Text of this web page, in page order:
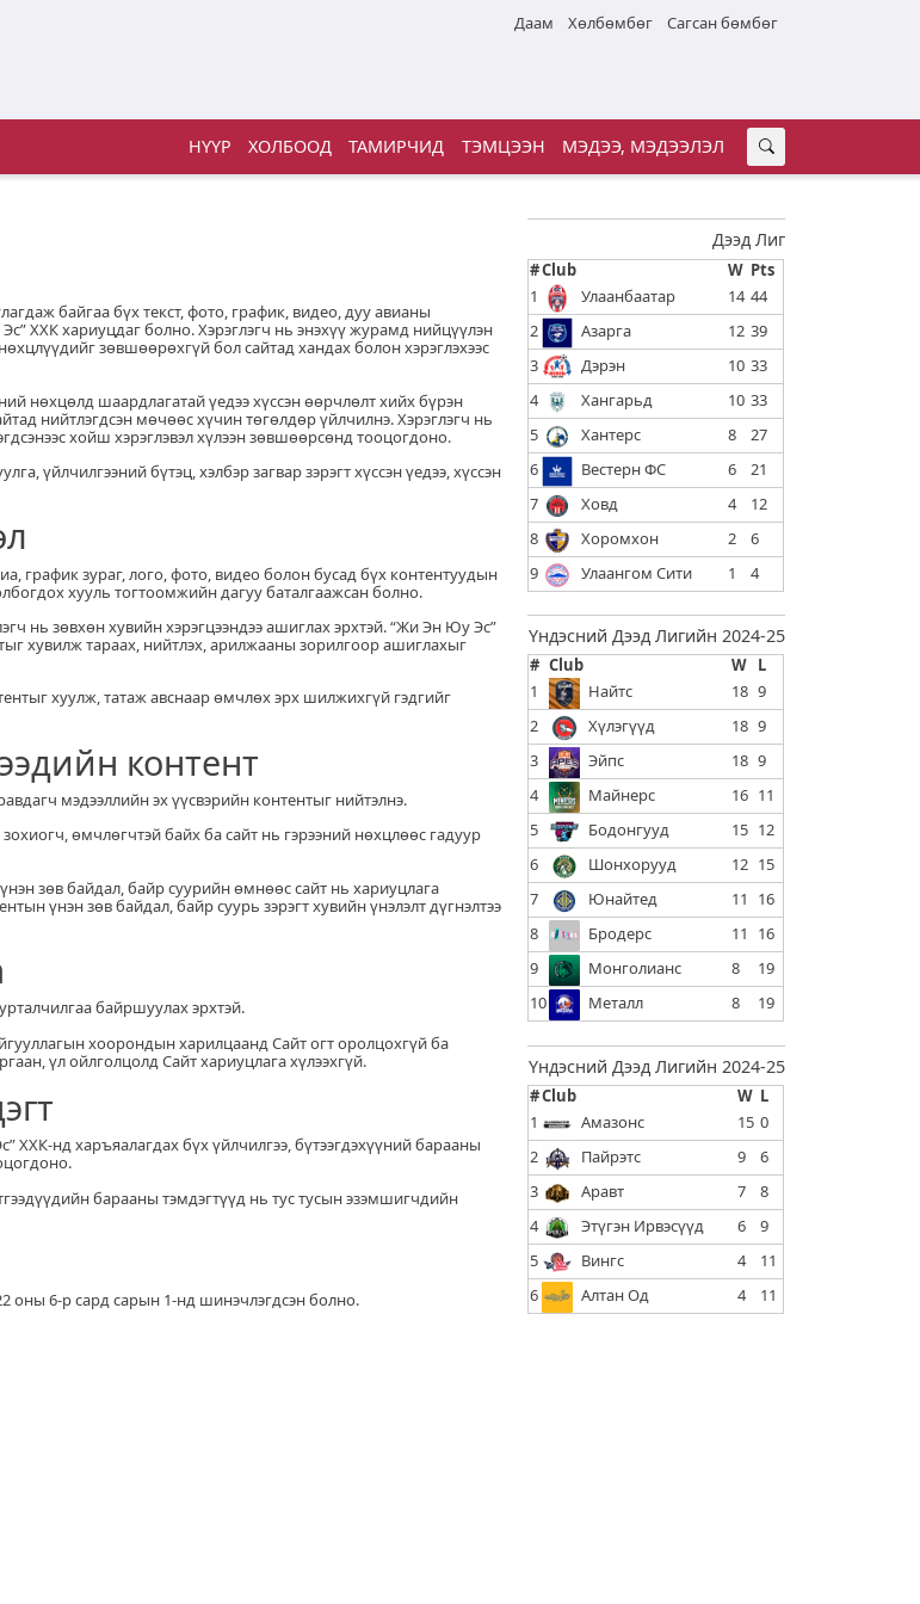
Даам Хөлбөмбөг Сагсан бөмбөг
НҮҮР ХОЛБООД ТАМИРЧИД ТЭМЦЭЭН МЭДЭЭ, МЭДЭЭЛЭЛ
байгаа бүх текст, фото, график, видео, дуу авианы
ХХК хариуцдаг болно. Хэрэглэгч нь энэхүү журамд нийцүүлэн
зөвшөөрөхгүй бол сайтад хандах болон хэрэглэхээс
нөхцөлд шаардлагатай үедээ хүссэн өөрчлөлт хийх бүрэн
нийтлэгдсэн мөчөөс хүчин төгөлдөр үйлчилнэ. Хэрэглэгч нь
хойш хэрэглэвэл хүлээн зөвшөөрсөнд тооцогдоно.
үйлчилгээний бүтэц, хэлбэр загвар зэрэгт хүссэн үедээ, хүссэн
график зураг, лого, фото, видео болон бусад бүх контентуудын
хууль тогтоомжийн дагуу баталгаажсан болно.
нь зөвхөн хувийн хэрэгцээндээ ашиглах эрхтэй. “Жи Эн Юу Эс”
хувилж тараах, нийтлэх, арилжааны зорилгоор ашиглахыг
хуулж, татаж авснаар өмчлөх эрх шилжихгүй гэдгийг
контент
мэдээллийн эх үүсвэрийн контентыг нийтэлнэ.
зохиогч, өмчлөгчтэй байх ба сайт нь гэрээний нөхцлөөс гадуур
зөв байдал, байр суурийн өмнөөс сайт нь хариуцлага
үнэн зөв байдал, байр суурь зэрэгт хувийн үнэлэлт дүгнэлтээ
байршуулах эрхтэй.
хоорондын харилцаанд Сайт огт оролцохгүй ба
үл ойлголцолд Сайт хариуцлага хүлээхгүй.
ХХК-нд харъяалагдах бүх үйлчилгээ, бүтээгдэхүүний барааны
барааны тэмдэгтүүд нь тус тусын эзэмшигчдийн
оны 6-р сард сарын 1-нд шинэчлэгдсэн болно.
Дээд Лиг
#Club W Pts
1
Улаанбаатар 14 44
2
Азарга 12 39
3
Дэрэн 10 33
4
Хангарьд 10 33
5
Хантерс 8
27
6
Вестерн ФС 6
21
7
Ховд 4
12
8
Хоромхон 2
6
9
Улаангом Сити 1 4
Үндэсний Дээд Лигийн 2024-25
# Club W L
1
Найтс 18 9
2
Хүлэгүүд 18 9
3
Эйпс 18 9
4
Майнерс 16 11
5
Бодонгууд 15 12
6
Шонхорууд 12 15
7
Юнайтед 11
16
8
Бродерс 11
16
9
Монголианс 8
19
10
Металл 8 19
Үндэсний Дээд Лигийн 2024-25
#Club W L
1
Амазонс 15 0
2
Пайрэтс 9
6
3
Аравт 7
8
4
Этүгэн Ирвэсүүд 6
9
5
Вингс 4
11
6
Алтан Од 4 11